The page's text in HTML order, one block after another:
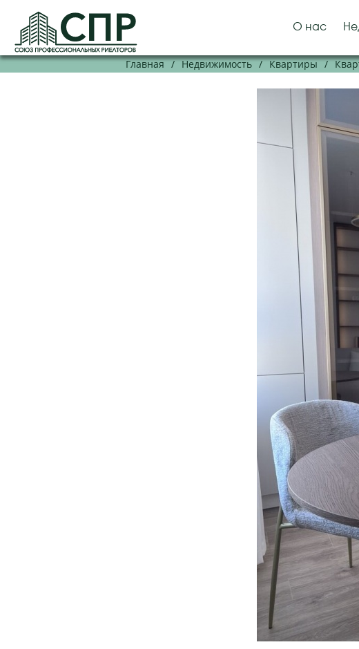
О нас
Главная / Недвижимость / Квартиры /